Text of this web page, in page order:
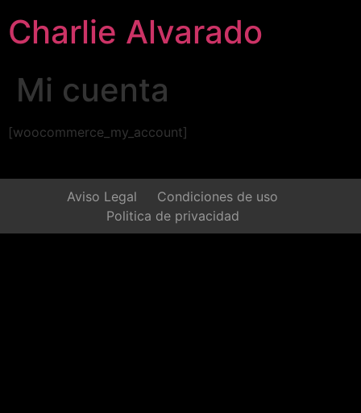
Charlie Alvarado
Mi cuenta
[woocommerce_my_account]
Aviso Legal
Condiciones de uso
Politica de privacidad